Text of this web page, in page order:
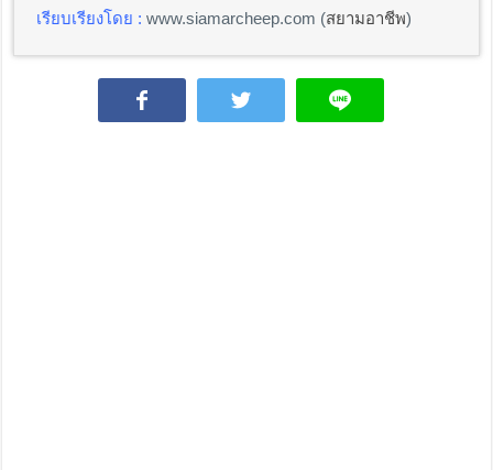
เรียบเรียงโดย : www.siamarcheep.com (สยามอาชีพ)